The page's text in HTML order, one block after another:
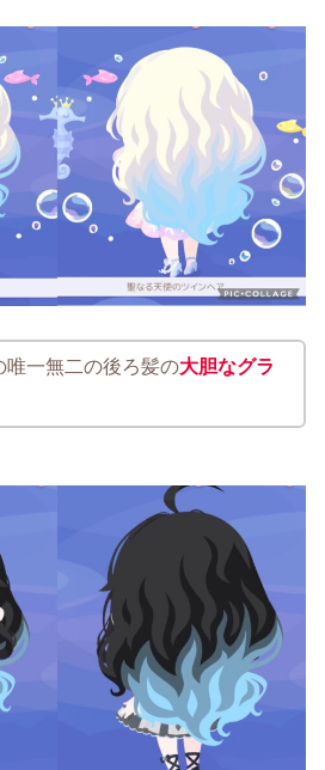
唯一無二の後ろ髪の大胆なグラ